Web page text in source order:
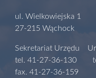
ul. Wielkowiejska 1
27-215 Wąchock
Sekretariat Urzędu
tel. 41-27-36-130
fax. 41-27-36-159